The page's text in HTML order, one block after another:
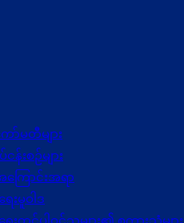
ာ်မတီများ
ငန်းစဉ်များ
ြောင်းအရာ
ရေးမူဝါဒ